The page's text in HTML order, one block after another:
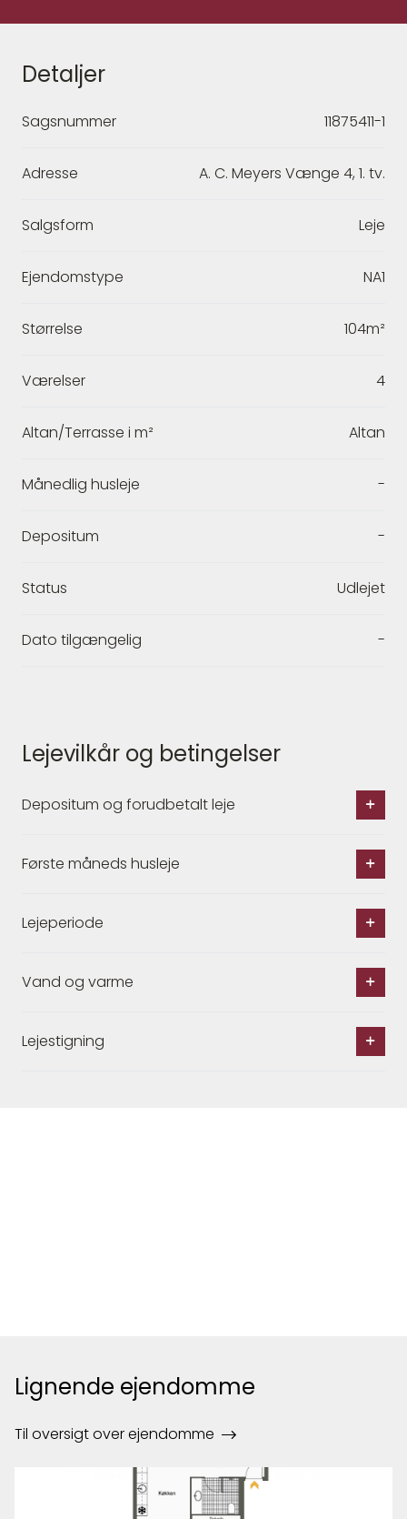
Detaljer
Sagsnummer 11875411-1
Adresse A. C. Meyers Vænge 4, 1. tv.
Salgsform Leje
Ejendomstype NA1
Størrelse 104m²
Værelser 4
Altan/Terrasse i m² Altan
Månedlig husleje -
Depositum -
Status Udlejet
Dato tilgængelig -
Lejevilkår og betingelser
Depositum og forudbetalt leje
Første måneds husleje
Lejeperiode
Vand og varme
Lejestigning
Lignende ejendomme
Til oversigt over ejendomme